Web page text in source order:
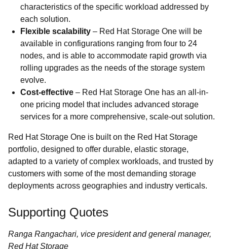
characteristics of the specific workload addressed by
each solution.
Flexible scalability – Red Hat Storage One will be
available in configurations ranging from four to 24
nodes, and is able to accommodate rapid growth via
rolling upgrades as the needs of the storage system
evolve.
Cost-effective – Red Hat Storage One has an all-in-
one pricing model that includes advanced storage
services for a more comprehensive, scale-out solution.
Red Hat Storage One is built on the Red Hat Storage
portfolio, designed to offer durable, elastic storage,
adapted to a variety of complex workloads, and trusted by
customers with some of the most demanding storage
deployments across geographies and industry verticals.
Supporting Quotes
Ranga Rangachari, vice president and general manager,
Red Hat Storage